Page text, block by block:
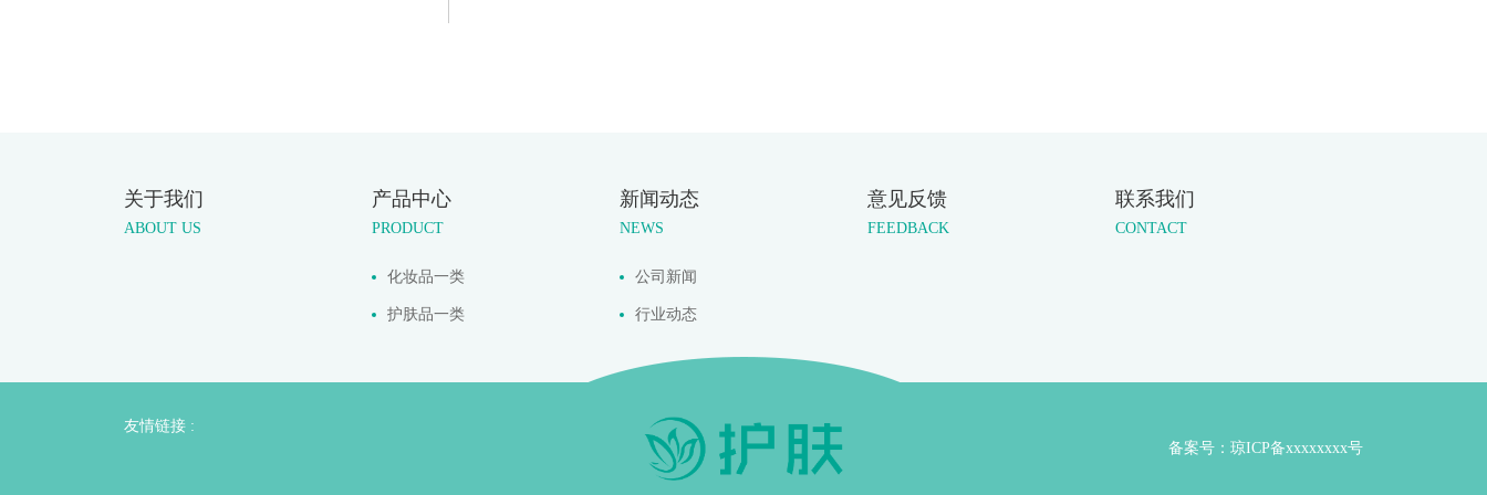
关于我们
ABOUT US
产品中心
PRODUCT
化妆品一类
护肤品一类
新闻动态
NEWS
公司新闻
行业动态
意见反馈
FEEDBACK
联系我们
CONTACT
友情链接 :
备案号：琼ICP备xxxxxxxx号